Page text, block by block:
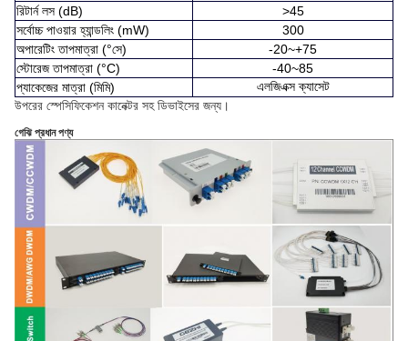
রিটার্ন লস (dB)
>45
সর্বোচ্চ পাওয়ার হ্যান্ডলিং (mW)
300
অপারেটিং তাপমাত্রা (°সে)
-20~+75
স্টোরেজ তাপমাত্রা (°C)
-40~85
প্যাকেজের মাত্রা (মিমি)
এলজিএক্স ক্যাসেট
উপরের স্পেসিফিকেশন কানেক্টর সহ ডিভাইসের জন্য।
গেঝি প্রধান পণ্য